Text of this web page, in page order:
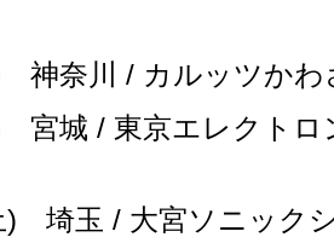
神奈川 / カルッツか
宮城 / 東京エレクトロ
) 埼玉 / 大宮ソニッ